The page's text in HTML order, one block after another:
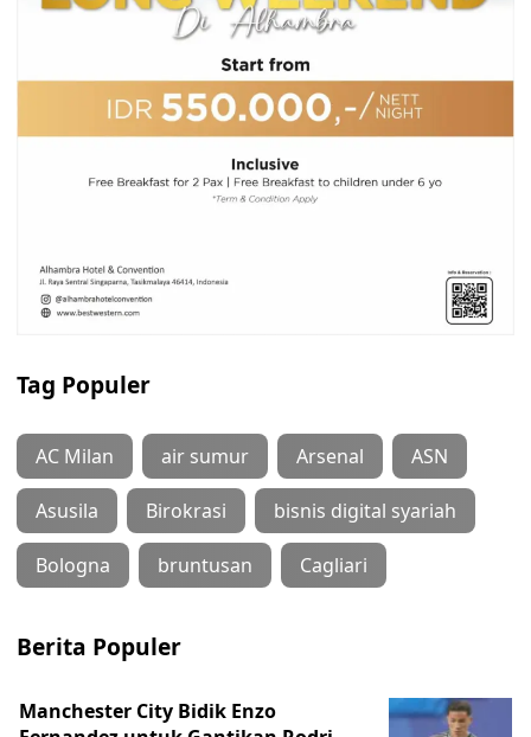
Tag Populer
AC Milan air sumur Arsenal ASN
Asusila Birokrasi bisnis digital syariah
Bologna bruntusan Cagliari
Berita Populer
Manchester City Bidik Enzo